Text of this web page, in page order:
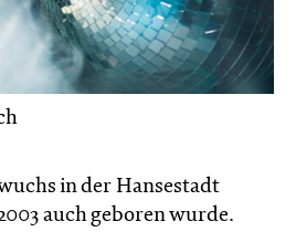
in der Hansestadt
auch geboren wurde.